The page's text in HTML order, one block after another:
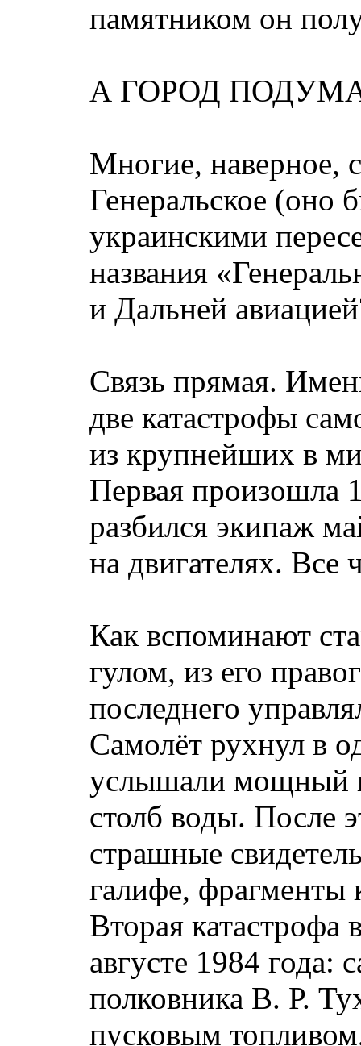
памятником он
А ГОРОД
Многие, наверное,
Генеральское (оно
украинскими
названия
и Дальней
Связь прямая.
две катастрофы
из крупнейших в
Первая произошла
разбился экипаж
на двигателях. Все
Как вспоминают
гулом, из его
последнего
Самолёт рухнул в
услышали мощный
столб воды. После
страшные
галифе,
Вторая катастрофа
августе 1984
полковника В. Р.
пусковым